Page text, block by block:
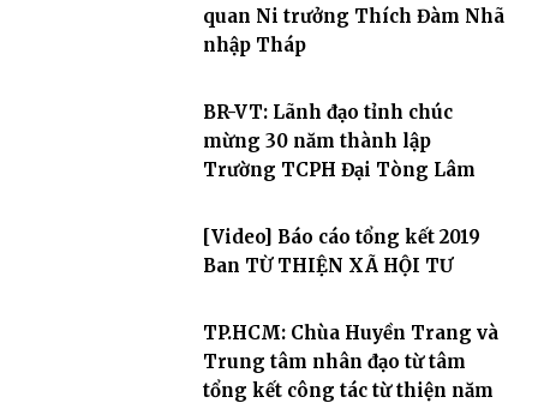
quan Ni trưởng Thích Đàm Nhã
nhập Tháp
BR-VT: Lãnh đạo tỉnh chúc
mừng 30 năm thành lập
Trường TCPH Đại Tòng Lâm
[Video] Báo cáo tổng kết 2019
Ban TỪ THIỆN XÃ HỘI TƯ
TP.HCM: Chùa Huyền Trang và
Trung tâm nhân đạo từ tâm
tổng kết công tác từ thiện năm